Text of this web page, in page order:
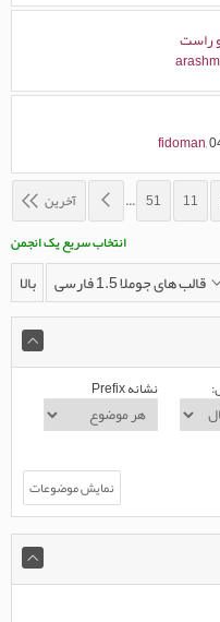
راست
fidoman,
11
51
...
آخرین
انتخاب سریع یک انجمن
قالب های جوملا 1.5 فارسی بالا
نشانه Prefix